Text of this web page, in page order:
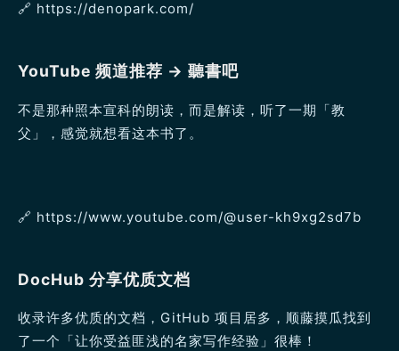
🔗️ https://denopark.com/
YouTube 频道推荐 → 聽書吧
不是那种照本宣科的朗读，而是解读，听了一期「教
父」，感觉就想看这本书了。
🔗️ https://www.youtube.com/@user-kh9xg2sd7b
DocHub 分享优质文档
收录许多优质的文档，GitHub 项目居多，顺藤摸瓜找到
了一个「让你受益匪浅的名家写作经验」很棒！